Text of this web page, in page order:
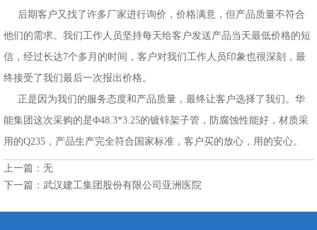
后期客户又找了许多厂家进行询价，价格满意，但产品质量不符合
他们的需求。我们工作人员坚持每天给客户发送产品当天最低价格的短
信，经过长达7个多月的时间，客户对我们工作人员印象也很深刻，最
终接受了我们最后一次报出价格。
正是因为我们的服务态度和产品质量，最终让客户选择了我们。华
能集团这次采购的是Φ48.3*3.25的镀锌架子管，防腐蚀性能好，材质采
用的Q235，产品生产完全符合国家标准，客户买的放心，用的安心。
上一篇：无
下一篇： 武汉建工集团股份有限公司亚洲医院